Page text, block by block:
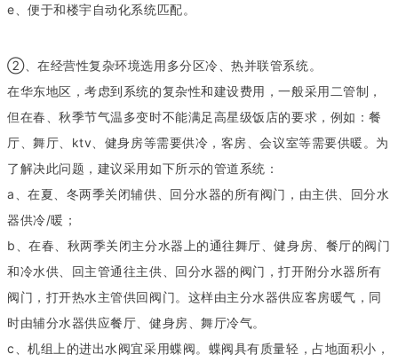
e、便于和楼宇自动化系统匹配。
②、在经营性复杂环境选用多分区冷、热并联管系统。
在华东地区，考虑到系统的复杂性和建设费用，一般采用二管制，
但在春、秋季节气温多变时不能满足高星级饭店的要求，例如：餐
厅、舞厅、ktv、健身房等需要供冷，客房、会议室等需要供暖。为
了解决此问题，建议采用如下所示的管道系统：
a、在夏、冬两季关闭辅供、回分水器的所有阀门，由主供、回分水
器供冷/暖；
b、在春、秋两季关闭主分水器上的通往舞厅、健身房、餐厅的阀门
和冷水供、回主管通往主供、回分水器的阀门，打开附分水器所有
阀门，打开热水主管供回阀门。这样由主分水器供应客房暖气，同
时由辅分水器供应餐厅、健身房、舞厅冷气。
c、机组上的进出水阀宜采用蝶阀。蝶阀具有质量轻，占地面积小，